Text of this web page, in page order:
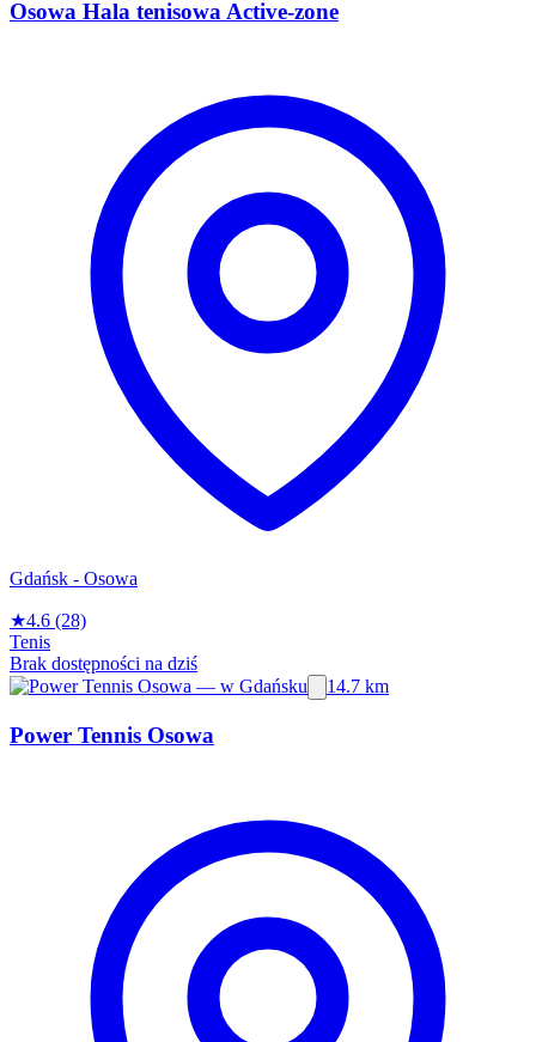
Osowa Hala tenisowa Active-zone
Gdańsk - Osowa
★4.6 (28)
Tenis
Brak dostępności na dziś
14.7 km
Power Tennis Osowa